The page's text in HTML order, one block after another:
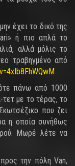
έχει το δικό της
ή πιο απλά το
αλλά μόλις το
τραβηγμένο από
πάνω από 1000
με το τέρας, το
που ζει
η οποία συνήθως
Μωρέ λέτε να
την πόλη Van,